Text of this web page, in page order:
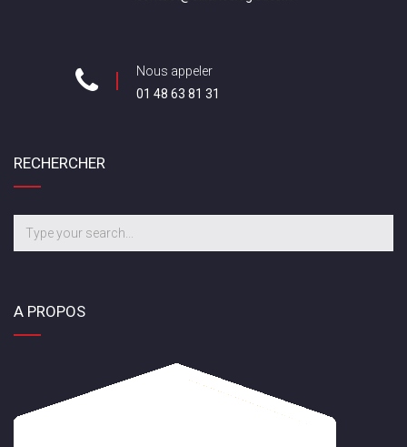
Nous appeler
01 48 63 81 31
RECHERCHER
A PROPOS